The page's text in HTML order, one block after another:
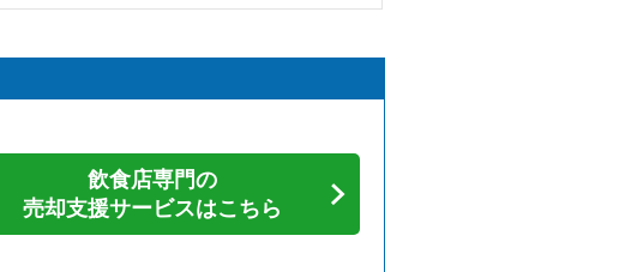
飲食店専門の
売却支援サービスはこちら